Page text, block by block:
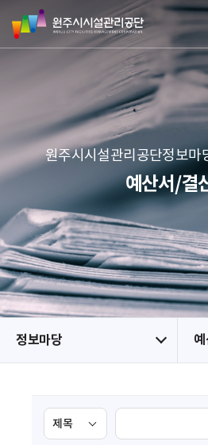
네
본문 바로가기
메뉴 바로가기
원
주
시
리
공
단 원주시시설관리공단정보마
예산서/결
정보마당
검
색
색